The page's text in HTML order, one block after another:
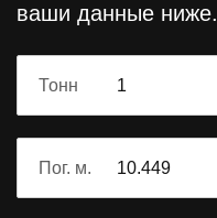
ваши данные ниже.
Тонн
Пог. м.